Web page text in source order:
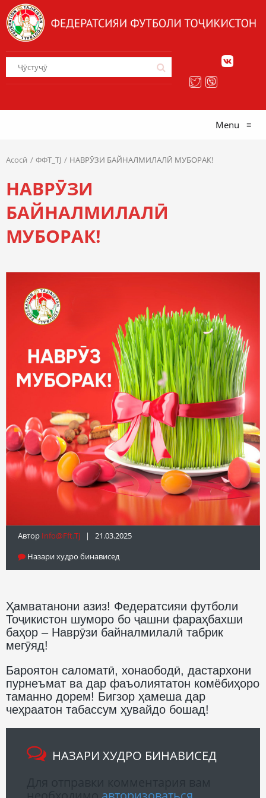
Menu ≡
Асосӣ ФФТ_TJ НАВРӮЗИ БАЙНАЛМИЛАЛӢ МУБОРАК!
НАВРӮЗИ
БАЙНАЛМИЛАЛӢ
МУБОРАК!
Автор Info@fft.tj | 21.03.2025
Назари худро бинависед
Ҳамватанони азиз! Федератсияи футболи
Тоҷикистон шуморо бо ҷашни фараҳбахши
баҳор – Наврӯзи байналмилалӣ табрик
мегӯяд!
Бароятон саломатӣ, хонаободӣ, дастархони
пурнеъмат ва дар фаъолиятатон комёбиҳоро
таманно дорем! Бигзор ҳамеша дар
чеҳраатон табассум ҳувайдо бошад!
НАЗАРИ ХУДРО БИНАВИСЕД